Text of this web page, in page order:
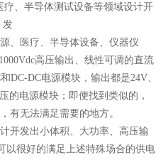
疗、半导体测试设备等领域设计开
发
、医疗、半导体设备、仪器仪
高压输出、线性可调的直流
和DC-DC电源模块，输出都是24V
的电源模块；即便找到类似的，
有无法满足需要的地方。
开发出小体积、大功率、高压输
以很好的满足上述特殊场合的供电